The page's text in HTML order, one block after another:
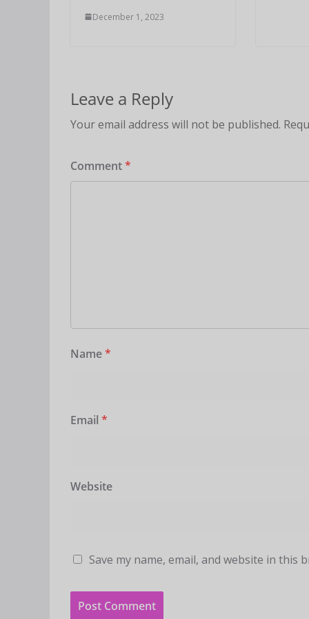
December 1, 2023
Leave a Reply
Your email address will not be published.
Comment*
Name*
Email *
Website
Save my name, email, and website in